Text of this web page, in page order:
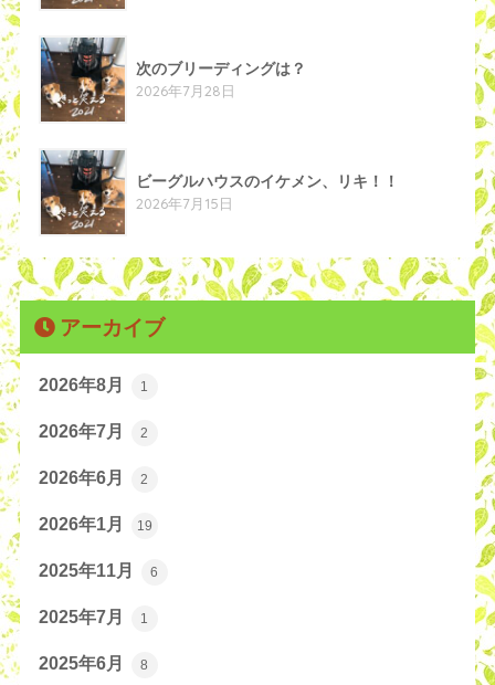
次のブリーディングは？
2026年7月28日
ビーグルハウスのイケメン、リキ！！
2026年7月15日
アーカイブ
2026年8月 1
2026年7月 2
2026年6月 2
2026年1月 19
2025年11月 6
2025年7月 1
2025年6月 8